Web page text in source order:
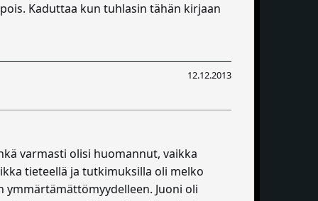
Kaduttaa kun tuhlasin tähän kirjaan
12.12.2013
varmasti olisi huomannut, vaikka
tieteellä ja tutkimuksilla oli melko
Juoni oli